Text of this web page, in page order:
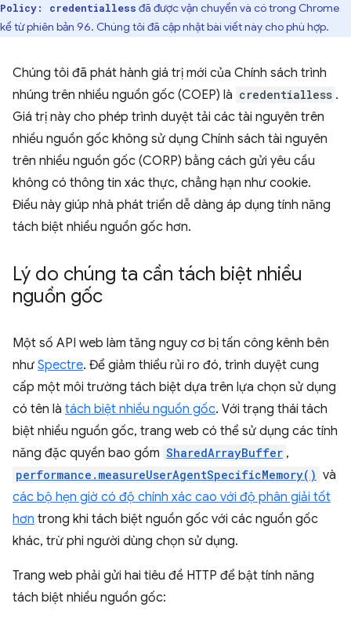
Policy: credentialless đã được vận chuyển và có trong Chrome
kể từ phiên bản 96. Chúng tôi đã cập nhật bài viết này cho phù hợp.
Chúng tôi đã phát hành giá trị mới của Chính sách trình
nhúng trên nhiều nguồn gốc (COEP) là credentialless .
Giá trị này cho phép trình duyệt tải các tài nguyên trên
nhiều nguồn gốc không sử dụng Chính sách tài nguyên
trên nhiều nguồn gốc (CORP) bằng cách gửi yêu cầu
không có thông tin xác thực, chẳng hạn như cookie.
Điều này giúp nhà phát triển dễ dàng áp dụng tính năng
tách biệt nhiều nguồn gốc hơn.
Lý do chúng ta cần tách biệt nhiều
nguồn gốc
Một số API web làm tăng nguy cơ bị tấn công kênh bên
như Spectre. Để giảm thiểu rủi ro đó, trình duyệt cung
cấp một môi trường tách biệt dựa trên lựa chọn sử dụng
có tên là tách biệt nhiều nguồn gốc. Với trạng thái tách
biệt nhiều nguồn gốc, trang web có thể sử dụng các tính
năng đặc quyền bao gồm SharedArrayBuffer ,
performance.measureUserAgentSpecificMemory() và
các bộ hẹn giờ có độ chính xác cao với độ phân giải tốt
hơn trong khi tách biệt nguồn gốc với các nguồn gốc
khác, trừ phi người dùng chọn sử dụng.
Trang web phải gửi hai tiêu đề HTTP để bật tính năng
tách biệt nhiều nguồn gốc: